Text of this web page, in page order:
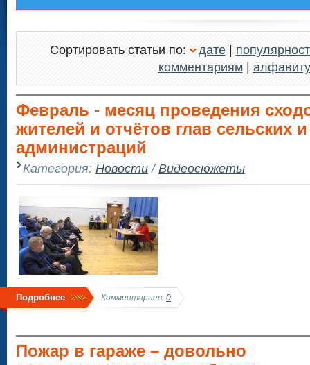
Сортировать статьи по: дате|
комментариям| алфавиту
Февраль - месяц проведения
жителей и отчётов глав сельских
администраций
Категория: Новости/Видеосюжеты
Подробнее Комментариев: 0
Пожар в гараже – довольно